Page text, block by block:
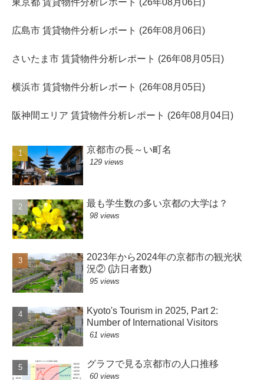
広島市 賃貸物件分析レポート (26年08月06日)
さいたま市 賃貸物件分析レポート (26年08月05日)
横浜市 賃貸物件分析レポート (26年08月05日)
阪神間エリア 賃貸物件分析レポート (26年08月04日)
京都市の長～い町名
129 views
最も学生数の多い京都の大学は？
98 views
2023年から2024年の京都市の観光状
況② (訪日者数)
95 views
Kyoto's Tourism in 2025, Part 2:
Number of International Visitors
61 views
グラフで見る京都市の人口推移
60 views